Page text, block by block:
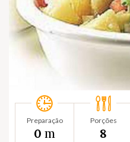
Preparação
0 m
Porções
8